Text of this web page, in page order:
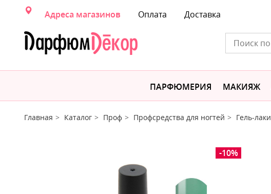
Адреса магазинов Оплата Доставка
ПАРФЮМЕРИЯ МАКИЯЖ
Главная Каталог Проф Профсредства для ногтей Гель-лаки
-10%